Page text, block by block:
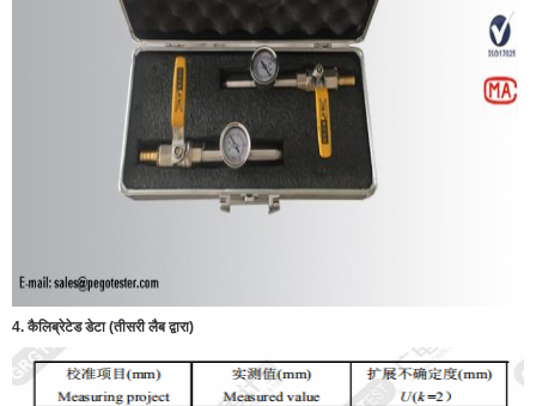
4. कैलिब्रेटेड डेटा (तीसरी लैब द्वारा)